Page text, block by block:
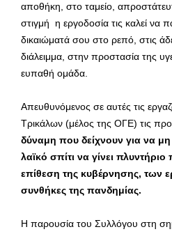
αποθήκη, στο ταμείο,
στιγμή η εργοδοσία τις καλεί να
δικαιώματά σου στο ρεπό, στις
διάλειμμα, στην προστασία της
ευπαθή ομάδα.
Απευθυνόμενος σε αυτές τις
Τρικάλων (μέλος της ΟΓΕ) τις
δύναμη που δείχνουν για να
λαϊκό σπίτι να γίνει
επίθεση της κυβέρνησης, των
συνθήκες της πανδημίας.
Η παρουσία του Συλλόγου στη